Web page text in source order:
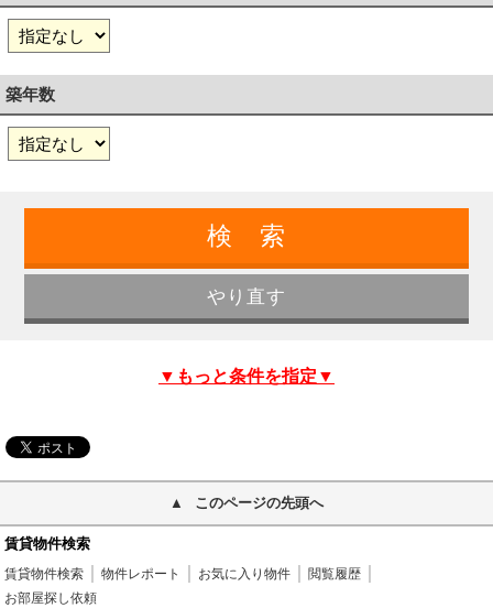
築年数
▼もっと条件を指定▼
このページの先頭へ
賃貸物件検索
賃貸物件検索 物件レポート お気に入り物件
閲覧履歴
お部屋探し依頼